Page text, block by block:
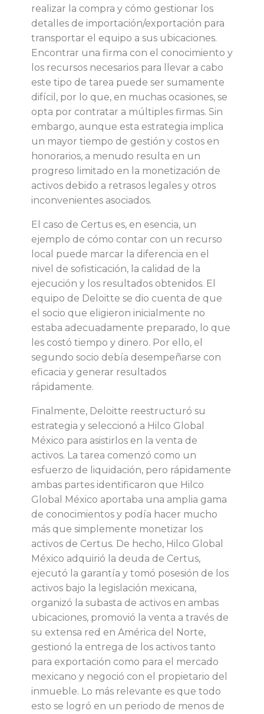
n
e
m
p
e
s
a
s
e
n
d
c
u
a
d
e
s
e
realizar la compra y cómo gestionar los
detalles de importación/exportación para
transportar el equipo a sus ubicaciones.
Encontrar una firma con el conocimiento y
los recursos necesarios para llevar a cabo
este tipo de tarea puede ser sumamente
difícil, por lo que, en muchas ocasiones, se
opta por contratar a múltiples firmas. Sin
embargo, aunque esta estrategia implica
un mayor tiempo de gestión y costos en
honorarios, a menudo resulta en un
progreso limitado en la monetización de
activos debido a retrasos legales y otros
inconvenientes asociados.
El caso de Certus es, en esencia, un
ejemplo de cómo contar con un recurso
local puede marcar la diferencia en el
nivel de sofisticación, la calidad de la
ejecución y los resultados obtenidos. El
equipo de Deloitte se dio cuenta de que
el socio que eligieron inicialmente no
estaba adecuadamente preparado, lo que
les costó tiempo y dinero. Por ello, el
segundo socio debía desempeñarse con
eficacia y generar resultados
rápidamente.
Finalmente, Deloitte reestructuró su
estrategia y seleccionó a Hilco Global
México para asistirlos en la venta de
activos. La tarea comenzó como un
esfuerzo de liquidación, pero rápidamente
ambas partes identificaron que Hilco
Global México aportaba una amplia gama
de conocimientos y podía hacer mucho
más que simplemente monetizar los
activos de Certus. De hecho, Hilco Global
México adquirió la deuda de Certus,
ejecutó la garantía y tomó posesión de los
activos bajo la legislación mexicana,
organizó la subasta de activos en ambas
ubicaciones, promovió la venta a través de
su extensa red en América del Norte,
gestionó la entrega de los activos tanto
para exportación como para el mercado
mexicano y negoció con el propietario del
inmueble. Lo más relevante es que todo
esto se logró en un periodo de menos de